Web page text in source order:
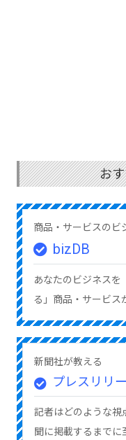
お
商品・サービスのビ
bizDB
あなたのビジネスを
る」商品・サービス
新聞社が教える
プレスリリ
記者はどのような視
聞に掲載するまでに